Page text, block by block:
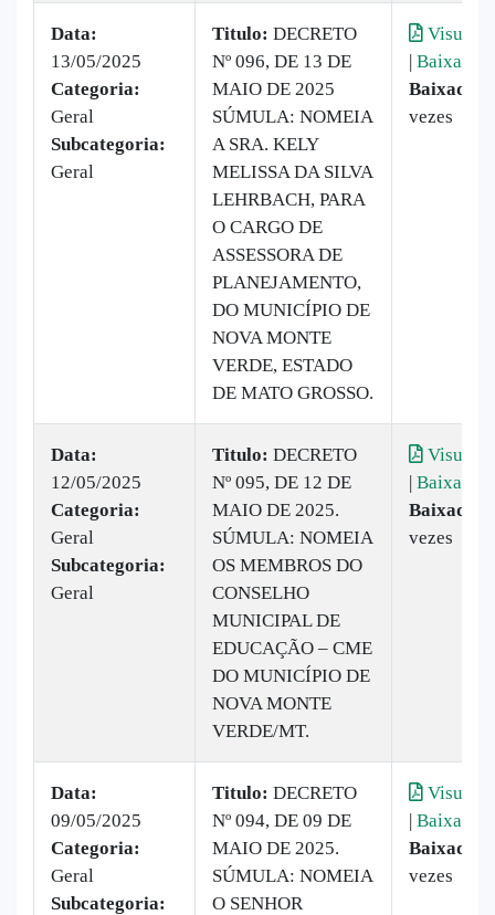
Data:
13/05/2025
Categoria:
Geral
Subcategoria:
Geral
Titulo: DECRETO
Nº 096, DE 13 DE
MAIO DE 2025
SÚMULA: NOMEIA
A SRA. KELY
MELISSA DA SILVA
LEHRBACH, PARA
O CARGO DE
ASSESSORA DE
PLANEJAMENTO,
DO MUNICÍPIO DE
NOVA MONTE
VERDE, ESTADO
DE MATO GROSSO.
| Baixar
Baixado:
vezes
Data:
12/05/2025
Categoria:
Geral
Subcategoria:
Geral
Titulo: DECRETO
Nº 095, DE 12 DE
MAIO DE 2025.
SÚMULA: NOMEIA
OS MEMBROS DO
CONSELHO
MUNICIPAL DE
EDUCAÇÃO – CME
DO MUNICÍPIO DE
NOVA MONTE
VERDE/MT.
| Baixar
Baixado:
vezes
Data:
09/05/2025
Categoria:
Geral
Subcategoria:
Titulo: DECRETO
Nº 094, DE 09 DE
MAIO DE 2025.
SÚMULA: NOMEIA
O SENHOR
| Baixar
Baixado:
vezes